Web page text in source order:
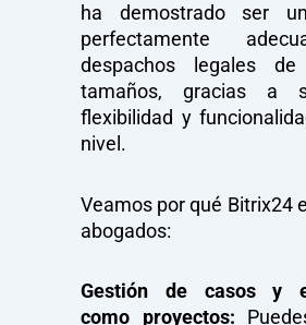
ha demostrado ser
perfectamente
despachos legales
tamaños, gracias a
flexibilidad y
nivel.
Veamos por qué Bitrix24
abogados:
Gestión de casos y
como proyectos: